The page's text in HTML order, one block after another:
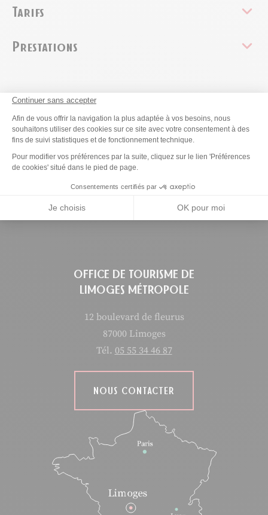
Continuer sans accepter
Plateforme de Gestion du
Afin de vous offrir la navigation la plus adaptée à vos besoins, nous
souhaitons utiliser des cookies sur ce site avec votre consentement à des
fins de suivi statistiques et de fonctionnement technique.
Pour modifier vos préférences par la suite, cliquez sur le lien 'Préférences
de cookies' situé dans le pied de page.
Consentements certifiés par
Je choisis OK pour moi
Axeptio consent
Tarifs
Prestations
Ce contenu vous a été utile ?
Ce contenu vous a été utile
Ce contenu ne vous a pas été utile
Enregistrer
Partager ce contenu
Partager sur Facebook (nouvelle fenêtre)
Partager sur X / Twitter (nouvelle
Partager sur WhatsApp
Partager par mail
OFFICE DE TOURISME DE
LIMOGES MÉTROPOLE
12 boulevard de fleurus
87000 Limoges
Tél. 05 55 34 46 87
NOUS CONTACTER